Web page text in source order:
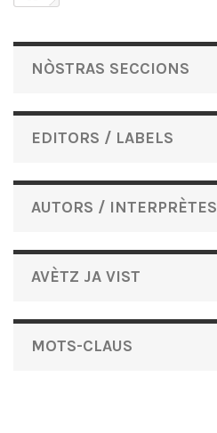
NÒSTRAS SECCIONS
EDITORS / LABELS
AUTORS / INTERPRÈTES
AVÈTZ JA VIST
MOTS-CLAUS